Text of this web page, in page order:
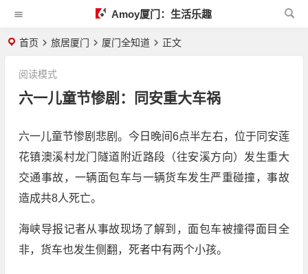
Amoy厦门：生活乐趣
首页 旅居厦门 厦门全知道 正文
六一儿童节惨剧：同安重大车祸
阅读模式
六一儿童节惨剧悲剧。今日晚间6点半左右，位于同安莲
花镇澳溪村龙门隧道附近路段（往安溪方向）发生重大
交通事故，一辆面包车与一辆货车发生严重碰撞，事故
造成共8人死亡。
海峡导报记者从事故现场了解到，面包车被撞得面目全
非，货车也发生侧翻，死者中有两个小孩。